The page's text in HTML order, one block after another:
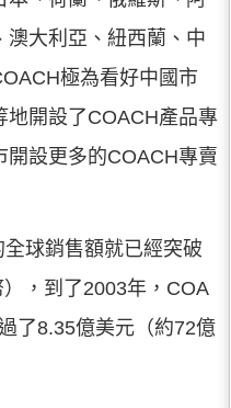
大利亞、紐西蘭、中
極為看好中國市
地開設了COACH產品專
開設更多的COACH專賣
球銷售額就已經突破
，到了2003年，COA
了8.35億美元（約72億